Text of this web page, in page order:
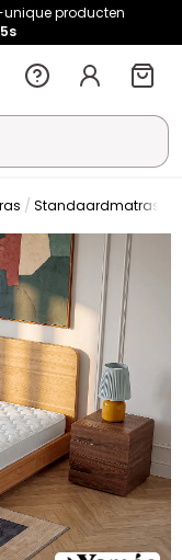
unique producten
Standaardmatras